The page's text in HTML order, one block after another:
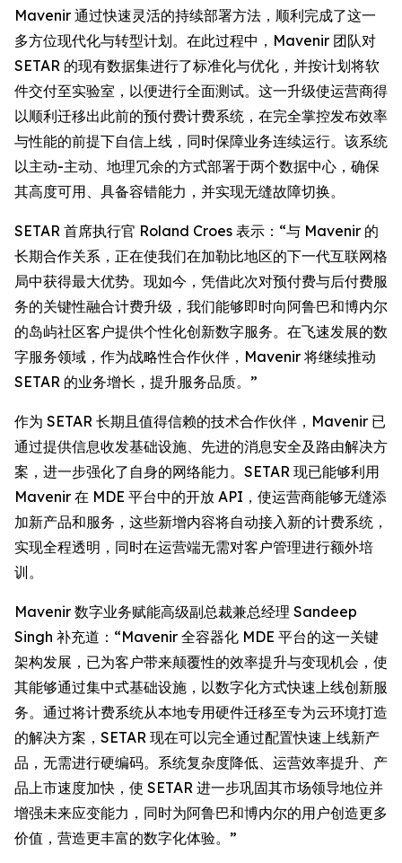
Mavenir 通过快速灵活的持续部署方法，顺利完成了这一
多方位现代化与转型计划。在此过程中，Mavenir 团队对
SETAR 的现有数据集进行了标准化与优化，并按计划将软
件交付至实验室，以便进行全面测试。这一升级使运营商得
以顺利迁移出此前的预付费计费系统，在完全掌控发布效率
与性能的前提下自信上线，同时保障业务连续运行。该系统
以主动-主动、地理冗余的方式部署于两个数据中心，确保
其高度可用、具备容错能力，并实现无缝故障切换。
SETAR 首席执行官 Roland Croes 表示：“与 Mavenir 的
长期合作关系，正在使我们在加勒比地区的下一代互联网格
局中获得最大优势。现如今，凭借此次对预付费与后付费服
务的关键性融合计费升级，我们能够即时向阿鲁巴和博内尔
的岛屿社区客户提供个性化创新数字服务。在飞速发展的数
字服务领域，作为战略性合作伙伴，Mavenir 将继续推动
SETAR 的业务增长，提升服务品质。”
作为 SETAR 长期且值得信赖的技术合作伙伴，Mavenir 已
通过提供信息收发基础设施、先进的消息安全及路由解决方
案，进一步强化了自身的网络能力。SETAR 现已能够利用
Mavenir 在 MDE 平台中的开放 API，使运营商能够无缝添
加新产品和服务，这些新增内容将自动接入新的计费系统，
实现全程透明，同时在运营端无需对客户管理进行额外培
训。
Mavenir 数字业务赋能高级副总裁兼总经理 Sandeep
Singh 补充道：“Mavenir 全容器化 MDE 平台的这一关键
架构发展，已为客户带来颠覆性的效率提升与变现机会，使
其能够通过集中式基础设施，以数字化方式快速上线创新服
务。通过将计费系统从本地专用硬件迁移至专为云环境打造
的解决方案，SETAR 现在可以完全通过配置快速上线新产
品，无需进行硬编码。系统复杂度降低、运营效率提升、产
品上市速度加快，使 SETAR 进一步巩固其市场领导地位并
增强未来应变能力，同时为阿鲁巴和博内尔的用户创造更多
价值，营造更丰富的数字化体验。”